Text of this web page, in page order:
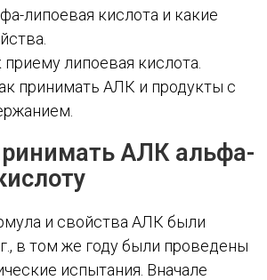
липоевая кислота и какие
липоевая кислота.
принимать АЛК и продукты с
АЛК альфа-
и свойства АЛК были
в том же году были проведены
испытания. Вначале